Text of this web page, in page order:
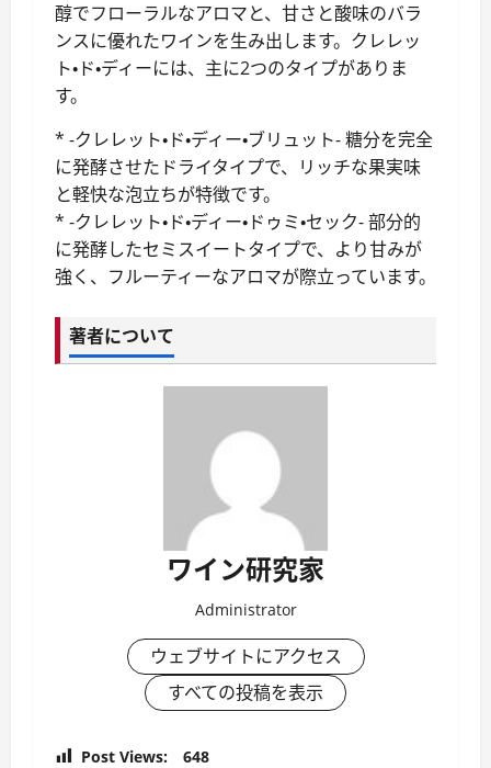
醇でフローラルなアロマと、甘さと酸味のバラ
ンスに優れたワインを生み出します。クレレッ
ト・ド・ディーには、主に2つのタイプがありま
す。
* -クレレット・ド・ディー・ブリュット- 糖分を完全
に発酵させたドライタイプで、リッチな果実味
と軽快な泡立ちが特徴です。
* -クレレット・ド・ディー・ドゥミ・セック- 部分的
に発酵したセミスイートタイプで、より甘みが
強く、フルーティーなアロマが際立っています。
著者について
ワイン研究家
Administrator
ウェブサイトにアクセス
すべての投稿を表示
Post Views: 648